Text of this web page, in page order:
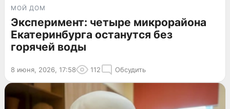
МОЙ ДОМ
Эксперимент: четыре микрорайона
Екатеринбурга останутся без
горячей воды
8 июня, 2026, 17:58 112 Обсудить